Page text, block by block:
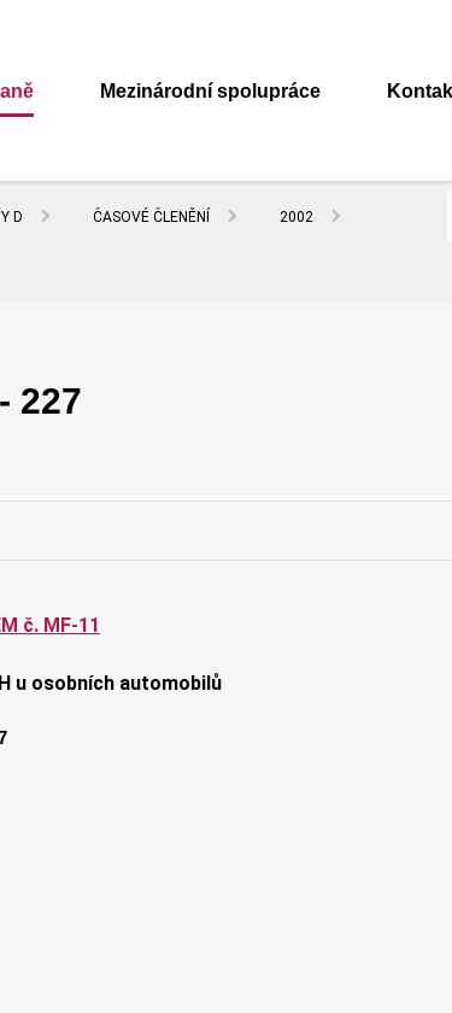
Mezinárodní spolupráce
D ČASOVÉ ČLENĚNÍ 2002
227
č. MF-11
u osobních automobilů